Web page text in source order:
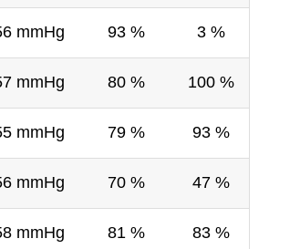
mmHg 93 % 3 %
mmHg 80 % 100 %
mmHg 79 % 93 %
mmHg 70 % 47 %
mmHg 81 % 83 %